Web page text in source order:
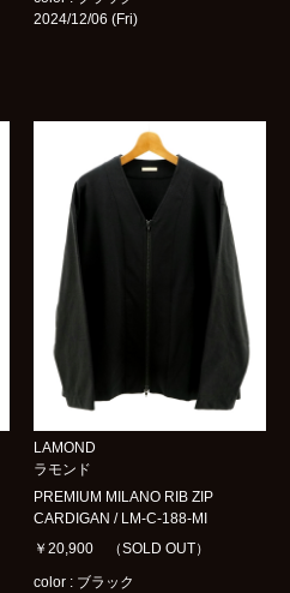
2024/12/06 (Fri)
LAMOND
ラモンド
PREMIUM MILANO RIB ZIP
CARDIGAN / LM-C-188-MI
￥20,900 （SOLD OUT）
color : ブラック